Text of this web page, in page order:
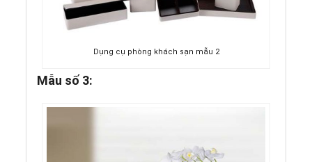
Dụng cụ phòng khách sạn mẫu 2
Mẫu số 3: